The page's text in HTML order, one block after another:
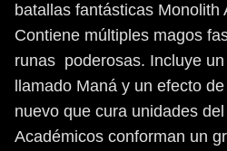
batallas fantásticas Monolith
Contiene múltiples magos
runas poderosas. Incluye
llamado Maná y un efecto
nuevo que cura unidades
Académicos conforman un